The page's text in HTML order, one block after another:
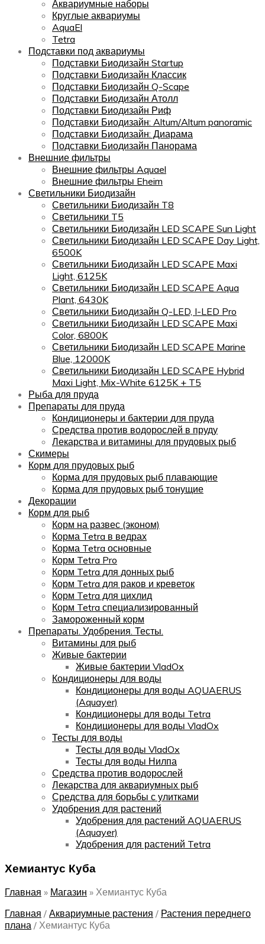
Аквариумные наборы
Круглые аквариумы
AquaEl
Tetra
Подставки под аквариумы
Подставки Биодизайн Startup
Подставки Биодизайн Классик
Подставки Биодизайн Q-Scape
Подставки Биодизайн Атолл
Подставки Биодизайн Риф
Подставки Биодизайн: Altum/Altum panoramic
Подставки Биодизайн: Диарама
Подставки Биодизайн Панорама
Внешние фильтры
Внешние фильтры Aquael
Внешние фильтры Eheim
Светильники Биодизайн
Светильники Биодизайн T8
Светильники T5
Светильники Биодизайн LED SCAPE Sun Light
Светильники Биодизайн LED SCAPE Day Light,
6500K
Светильники Биодизайн LED SCAPE Maxi
Light, 6125K
Светильники Биодизайн LED SCAPE Aqua
Plant, 6430K
Светильники Биодизайн Q-LED, I-LED Pro
Светильники Биодизайн LED SCAPE Maxi
Color, 6800K
Светильники Биодизайн LED SCAPE Marine
Blue, 12000K
Светильники Биодизайн LED SCAPE Hybrid
Maxi Light, Mix-White 6125K + T5
Рыба для пруда
Препараты для пруда
Кондиционеры и бактерии для пруда
Средства против водорослей в пруду
Лекарства и витамины для прудовых рыб
Скимеры
Корм для прудовых рыб
Корма для прудовых рыб плавающие
Корма для прудовых рыб тонущие
Декорации
Корм для рыб
Корм на развес (эконом)
Корма Tetra в ведрах
Корма Tetra основные
Корм Tetra Pro
Корм Tetra для донных рыб
Корм Tetra для раков и креветок
Корм Tetra для цихлид
Корм Tetra специализированный
Замороженный корм
Препараты. Удобрения. Тесты.
Витамины для рыб
Живые бактерии
Живые бактерии VladOx
Кондиционеры для воды
Кондиционеры для воды AQUAERUS
(Aquayer)
Кондиционеры для воды Tetra
Кондиционеры для воды VladOx
Тесты для воды
Тесты для воды VladOx
Тесты для воды Нилпа
Средства против водорослей
Лекарства для аквариумных рыб
Средства для борьбы с улитками
Удобрения для растений
Удобрения для растений AQUAERUS
(Aquayer)
Удобрения для растений Tetra
Хемиантус Куба
Главная » Магазин » Хемиантус Куба
Главная / Аквариумные растения / Растения переднего
плана / Хемиантус Куба